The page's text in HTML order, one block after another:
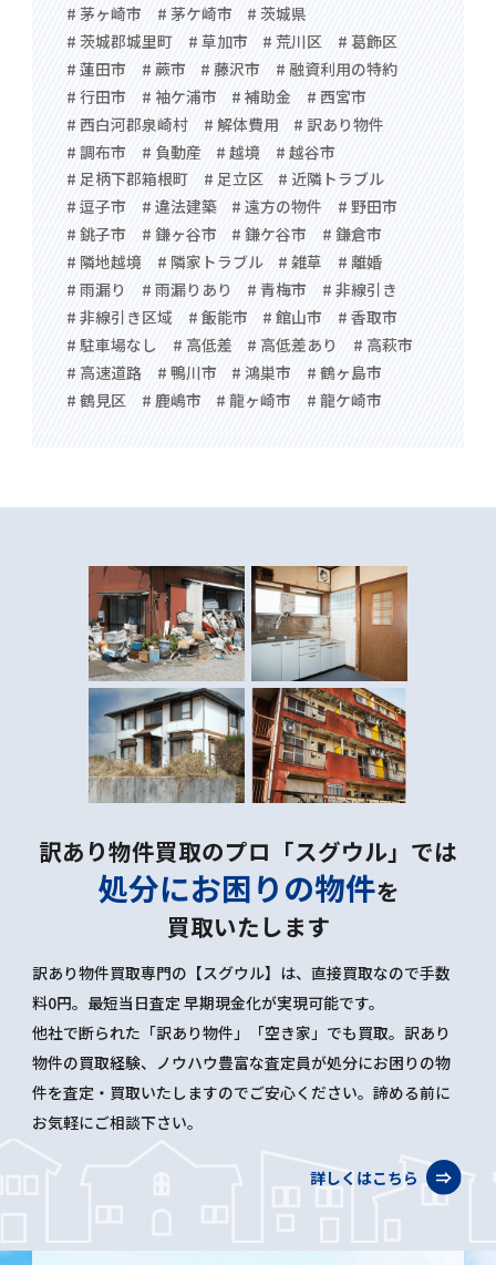
# 茅ヶ崎市
# 茅ケ崎市
# 茨城県
# 茨城郡城里町
# 草加市 # 荒川区
# 葛飾区
# 蓮田市
# 蕨市 # 藤沢市
# 融資利用の特約
# 行田市
# 袖ケ浦市 # 補助金
# 西宮市
# 西白河郡泉崎村
# 解体費用
# 訳あり物件
# 調布市
# 負動産 # 越境
# 越谷市
# 足柄下郡箱根町
# 足立区
# 近隣トラブル
# 逗子市
# 違法建築 # 遠方の物件
# 野田市
# 銚子市
# 鎌ヶ谷市 # 鎌ケ谷市
# 鎌倉市
# 隣地越境
# 隣家トラブル # 雑草
# 離婚
# 雨漏り
# 雨漏りあり # 青梅市
# 非線引き
# 非線引き区域
# 飯能市 # 館山市
# 香取市
# 駐車場なし
# 高低差 # 高低差あり
# 高萩市
# 高速道路
# 鴨川市 # 鴻巣市
# 鶴ヶ島市
# 鶴見区
# 鹿嶋市 # 龍ヶ崎市 # 龍ケ崎市
訳あり物件買取のプロ「スグウル」では
処分にお困りの物件を
買取いたします
訳あり物件買取専門の【スグウル】は、直接買取なので手数
料0円。最短当日査定 早期現金化が実現可能です。
他社で断られた「訳あり物件」「空き家」でも買取。訳あり
物件の買取経験、ノウハウ豊富な査定員が処分にお困りの物
件を査定・買取いたしますのでご安心ください。諦める前に
お気軽にご相談下さい。
詳しくはこちら